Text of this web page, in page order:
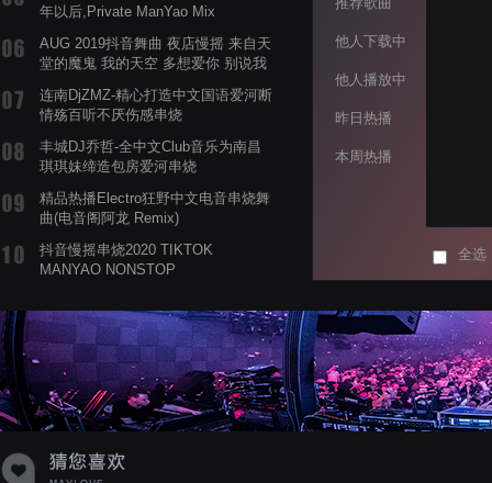
年以后,Private ManYao Mix
AUG 2019抖音舞曲 夜店慢摇 来自天
堂的魔鬼 我的天空 多想爱你 别说我
连南DjZMZ-精心打造中文国语爱河断
情殇百听不厌伤感串烧
丰城DJ乔哲-全中文Club音乐为南昌
琪琪妹缔造包房爱河串烧
精品热播Electro狂野中文电音串烧舞
曲(电音阁阿龙 Remix)
抖音慢摇串烧2020 TIKTOK
MANYAO NONSTOP
蝉爸爸妈妈爱存在夏天的风是想你的
声音啊
他人下载中
他人播放中
昨日热播
本周热播
全选